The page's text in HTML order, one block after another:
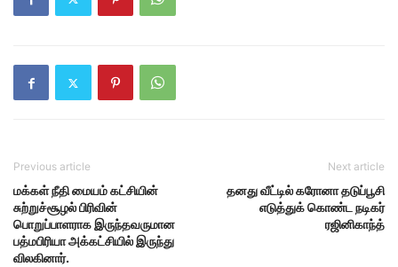
Previous article
மக்கள் நீதி மையம் கட்சியின்
சுற்றுச்சூழல் பிரிவின்
பொறுப்பாளராக இருந்தவருமான
பத்மபிரியா அக்கட்சியில் இருந்து
விலகினார்.
Next article
தனது வீட்டில் கரோனா தடுப்பூசி
எடுத்துக் கொண்ட நடிகர்
ரஜினிகாந்த்